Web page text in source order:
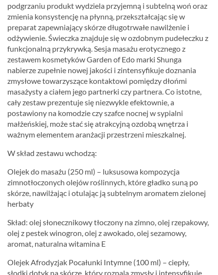
podgrzaniu produkt wydziela przyjemną i subtelną woń oraz
zmienia konsystencję na płynną, przekształcając się w
preparat zapewniający skórze długotrwałe nawilżenie i
odżywienie. Świeczka znajduje się w ozdobnym pudełeczku z
funkcjonalną przykrywką. Sesja masażu erotycznego z
zestawem kosmetyków Garden of Edo marki Shunga
nabierze zupełnie nowej jakości i zintensyfikuje doznania
zmysłowe towarzyszące kontaktowi pomiędzy dłońmi
masażysty a ciałem jego partnerki czy partnera. Co istotne,
cały zestaw prezentuje się niezwykle efektownie, a
postawiony na komodzie czy szafce nocnej w sypialni
małżeńskiej, może stać się atrakcyjną ozdobą wnętrza i
ważnym elementem aranżacji przestrzeni mieszkalnej.
W skład zestawu wchodzą:
Olejek do masażu (250 ml) – luksusowa kompozycja
zimnotłoczonych olejów roślinnych, które gładko suną po
skórze, nawilżając i otulając ją subtelnym aromatem zielonej
herbaty
Skład: olej słonecznikowy tłoczony na zimno, olej rzepakowy,
olej z pestek winogron, olej z awokado, olej sezamowy,
aromat, naturalna witamina E
Olejek Afrodyzjak Pocałunki Intymne (100 ml) – ciepły,
słodki dotyk na skórze, który rozpala zmysły i intensyfikuje